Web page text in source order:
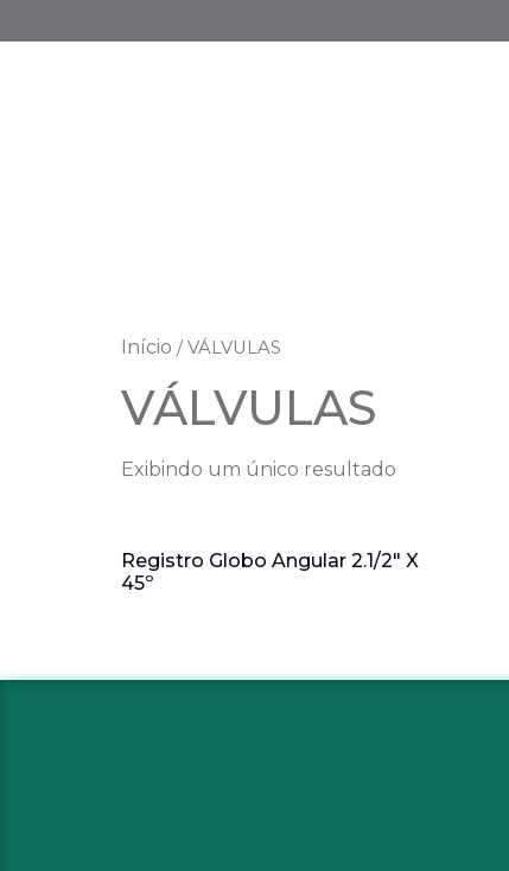
Início / VÁLVULAS
VÁLVULAS
Exibindo um único resultado
Registro Globo Angular 2.1/2″ X
45º